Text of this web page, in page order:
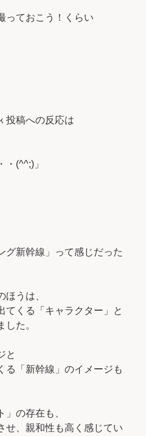
っておこう！くらい
投稿への反応は
・(^^;)」
グ新幹線」って感じだった
ほうは、
てくる「キャラクター」と
た。
と
る「新幹線」のイメージも
」の存在も、
せ、親和性も高く感じてい